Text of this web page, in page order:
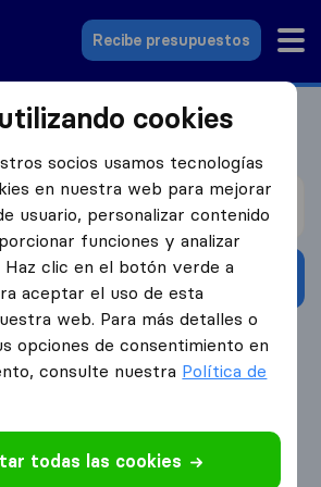
Recibe presupuestos
mudarte a otro país?
en 3 pasos
presupuestos
793 Reseñas de Google
cookies
socios usamos tecnologías
en nuestra web para mejorar
usuario, personalizar contenido
funciones y analizar
clic en el botón verde a
aceptar el uso de esta
web. Para más detalles o
opciones de consentimiento en
consulte nuestra Política de
todas las cookies